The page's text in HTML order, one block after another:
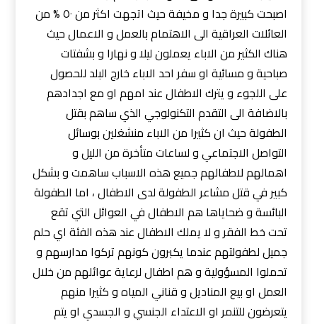
اصبحت كبيرة جدا و مخيفة حيث اتجهت اكثر من ٥٠ % من
العائلات العراقية الى الاهتمام بالعمل و الاعمال حيث
هناك الكثير من الاباء يعملون ليلا و نهارا و بشفتات
صباحية و مسائية او سفر احد الاباء خارج البلد للحصول
على اللجوء و يترك الاطفال عند امهم او مع اجدادهم
بالاضافة الى التقدم التكنولوجي الذي ساهم بقتل
الطفولة حيث ان كثيرا من الاباء منشغلين بوسائل
التواصل الاجتماعي و لساعات متأخرة من الليل و
اهمالهم لاطفالهم جميع هذه الاسباب ساهمت و بشكل
كبير في قتل مشاعر الطفولة لدى الاطفال ، اما الطفولة
البائسة و ضحاياها هم الاطفال في العوائل التي تقع
تحت خط الفقر و لا يملك الاطفال عند هذه الفئة اي حلم
جميل لطفولتهم عندما يكبرون كونهم تركوا مدارسهم و
تحملوا المسؤولية و هم اطفال لرعاية عوائلهم من خلال
العمل او بيع المناديل و قناني المياه و كثيرا منهم
يتعرضون للتنمر او الاعتداء الجنسي و الجسدي او يتم